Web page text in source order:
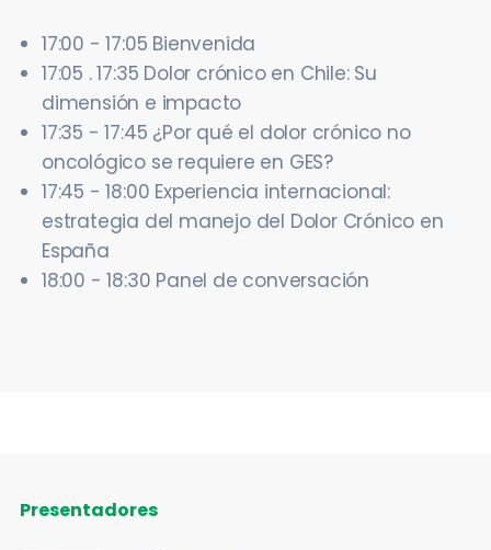
17:00 - 17:05 Bienvenida
17:05 . 17:35 Dolor crónico en Chile: Su
dimensión e impacto
17:35 - 17:45 ¿Por qué el dolor crónico no
oncológico se requiere en GES?
17:45 - 18:00 Experiencia internacional:
estrategia del manejo del Dolor Crónico en
España
18:00 - 18:30 Panel de conversación
Presentadores